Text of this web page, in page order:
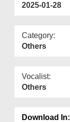
2025-01-28
Category:
Others
Vocalist:
Others
Download In: